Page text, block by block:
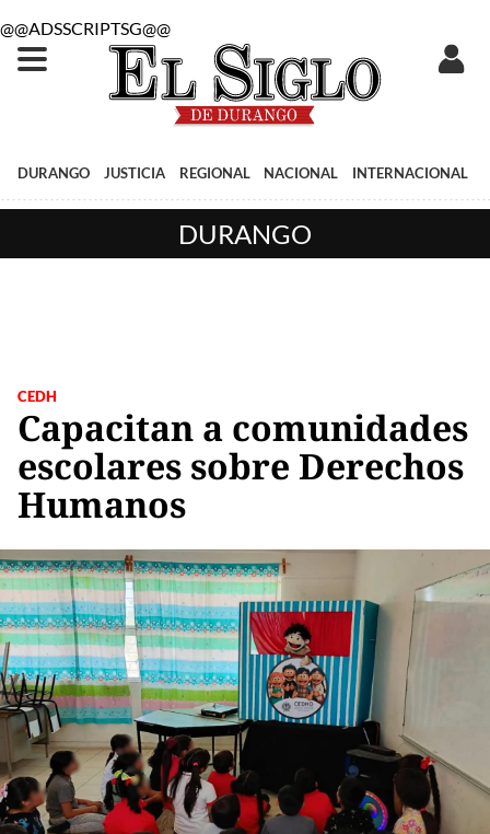
@@ADSSCRIPTSG@@
DURANGO JUSTICIA REGIONAL NACIONAL INTERNACIONAL
DURANGO
CEDH
Capacitan a comunidades
escolares sobre Derechos
Humanos